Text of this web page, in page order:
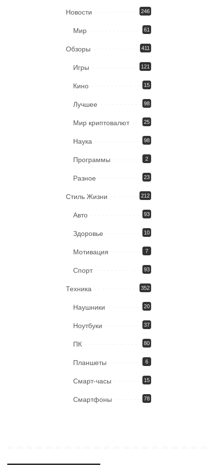
Новости 246
Мир 61
Обзоры 411
Игры 121
Кино 15
Лучшее 98
Мир криптовалют 25
Наука 98
Программы 2
Разное 23
Стиль Жизни 212
Авто 93
Здоровье 10
Мотивация 7
Спорт 93
Техника 352
Наушники 20
Ноутбуки 37
ПК 80
Планшеты 6
Смарт-часы 15
Смартфоны 78